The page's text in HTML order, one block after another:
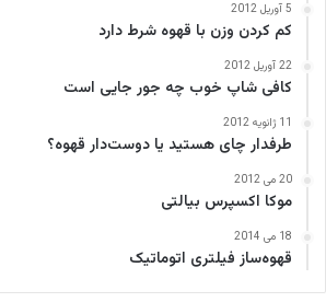
5 آوریل 2012
کم کردن وزن با قهوه شرط دارد
22 آوریل 2012
کافی‌ شاپ خوب چه جور جایی است
11 ژانویه 2012
طرفدار چای هستید یا دوست‌دار قهوه؟
20 می 2012
موکا اکسپرس بیالتی
18 می 2014
قهوه‌ساز فیلتری اتوماتیک